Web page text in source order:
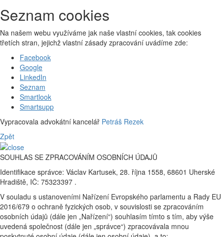
Seznam cookies
Na našem webu využíváme jak naše vlastní cookies, tak cookies
třetích stran, jejichž vlastní zásady zpracování uvádíme zde:
Facebook
Google
LinkedIn
Seznam
Smartlook
Smartsupp
Vypracovala advokátní kancelář Petráš Rezek
Zpět
SOUHLAS SE ZPRACOVÁNÍM OSOBNÍCH ÚDAJŮ
Identifikace správce: Václav Kartusek, 28. října 1558, 68601 Uherské
Hradiště, IČ: 75323397 .
V souladu s ustanoveními Nařízení Evropského parlamentu a Rady EU
2016/679 o ochraně fyzických osob, v souvislosti se zpracováním
osobních údajů (dále jen „Nařízení“) souhlasím tímto s tím, aby výše
uvedená společnost (dále jen „správce“) zpracovávala mnou